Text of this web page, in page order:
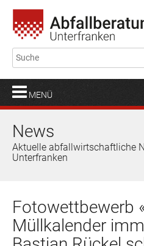
MENÜ
News
Aktuelle abfallwirtschaftliche
Unterfranken
Fotowettbewerb
Müllkalender